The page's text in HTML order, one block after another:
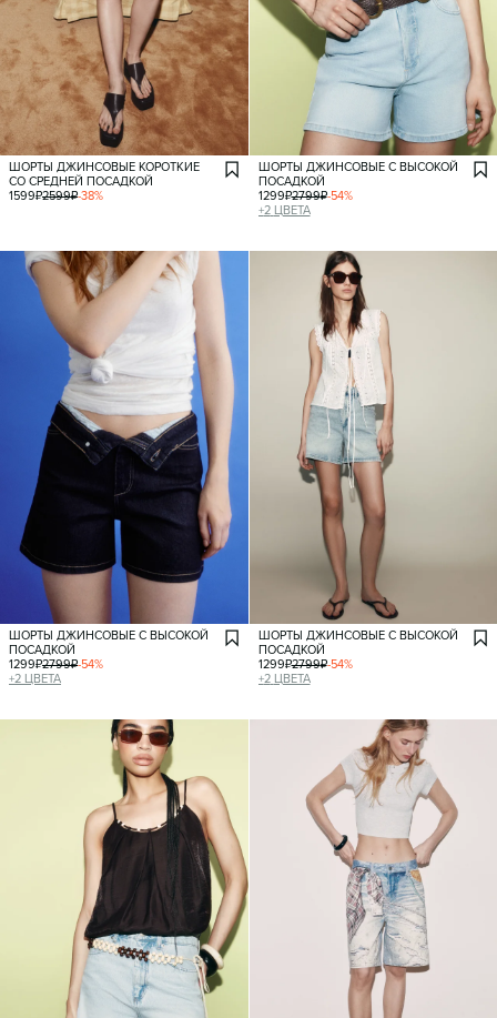
ШОРТЫ ДЖИНСОВЫЕ КОРОТКИЕ
СО СРЕДНЕЙ ПОСАДКОЙ
1599₽2599₽-38%
ШОРТЫ ДЖИНСОВЫЕ С ВЫСОКОЙ
ПОСАДКОЙ
1299₽2799₽-54%
+2 ЦВЕТА
ШОРТЫ ДЖИНСОВЫЕ С ВЫСОКОЙ
ПОСАДКОЙ
1299₽2799₽-54%
+2 ЦВЕТА
ШОРТЫ ДЖИНСОВЫЕ С ВЫСОКОЙ
ПОСАДКОЙ
1299₽2799₽-54%
+2 ЦВЕТА